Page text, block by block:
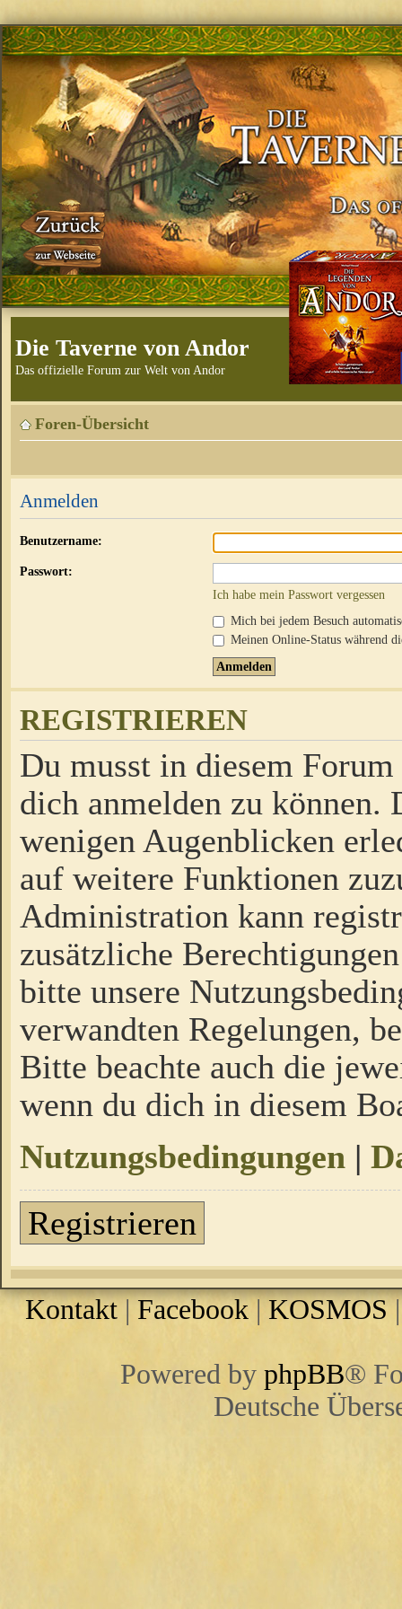
Die Taverne von Andor
Das offizielle Forum zur Welt von Andor
Foren-Übersicht
Anmelden
Benutzername:
Passwort:
Ich habe mein Passwort vergessen
Mich bei jedem Besuch
Meinen Online-Status während
REGISTRIEREN
Du musst in diesem
dich anmelden zu
wenigen Augenblicken
auf weitere Funktionen
Administration kann
zusätzliche
bitte unsere
verwandten Regelungen,
Bitte beachte auch die
wenn du dich in diesem
Nutzungsbedingungen |
Registrieren
Kontakt | Facebook |KOSMOS
Powered by phpBB®
Deutsche